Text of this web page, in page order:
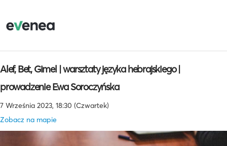
Alef, Bet, Gimel | warsztaty języka hebrajskiego |
prowadzenie Ewa Soroczyńska
7 Września 2023, 18:30 (Czwartek)
Zobacz na mapie